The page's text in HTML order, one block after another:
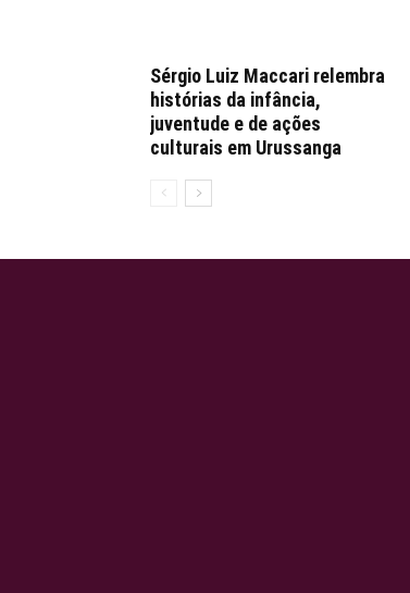
Sérgio Luiz Maccari relembra
histórias da infância,
juventude e de ações
culturais em Urussanga